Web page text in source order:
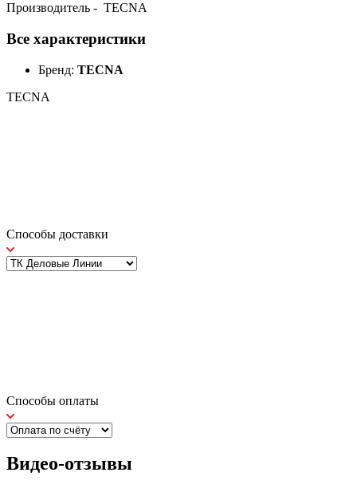
Производитель - TECNA
Все характеристики
Бренд: TECNA
TECNA
Способы доставки
Способы оплаты
Видео-отзывы